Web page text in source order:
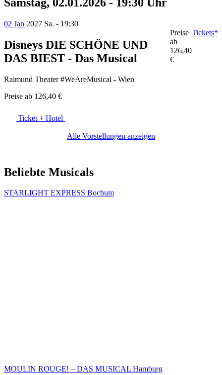
02 Jan 2027 Sa. - 19:30
Disneys DIE SCHÖNE UND
DAS BIEST - Das Musical
Raimund Theater #WeAreMusical - Wien
Preise ab 126,40 €
Preise
ab
126,40
€
Tickets*
Ticket + Hotel
Alle Vorstellungen anzeigen
Beliebte Musicals
STARLIGHT EXPRESS Bochum
MOULIN ROUGE! – DAS MUSICAL Hamburg